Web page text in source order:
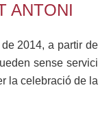
ANTONI
2014, a partir de
sense servici
la celebració de la